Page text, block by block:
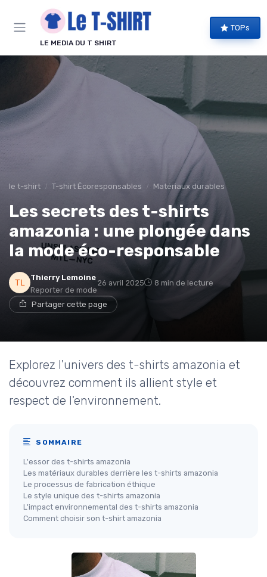
LE MEDIA DU T SHIRT
TOPs
le t-shirt T-shirt Écoresponsables Matériaux durables
Les secrets des t-shirts
amazonia : une plongée dans
la mode éco-responsable
Thierry Lemoine
Reporter de mode
26 avril 2025 8 min de lecture
Partager cette page
Explorez l'univers des t-shirts amazonia et
découvrez comment ils allient style et
respect de l'environnement.
SOMMAIRE
L'essor des t-shirts amazonia
Les matériaux durables derrière les t-shirts amazonia
Le processus de fabrication éthique
Le style unique des t-shirts amazonia
L'impact environnemental des t-shirts amazonia
Comment choisir son t-shirt amazonia
Panneau de gestion des cookies